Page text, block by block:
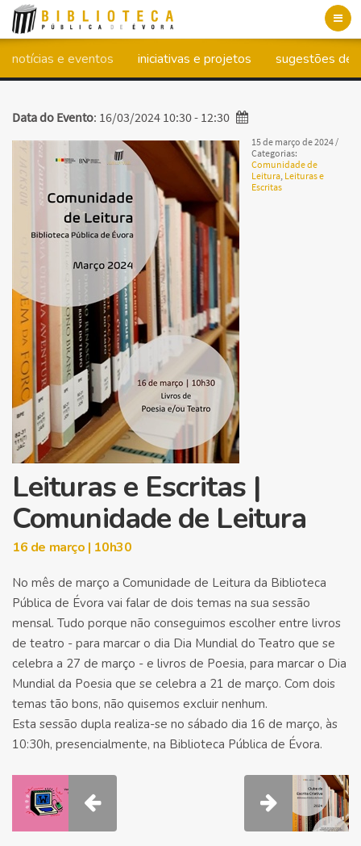
notícias e eventos iniciativas e projetos sugestões de
Data do Evento: 16/03/2024 10:30 - 12:30
15 de março de 2024/
Categorias:
Comunidade de
Leitura, Leituras e
Escritas
Leituras e Escritas |
Comunidade de Leitura
16 de março | 10h30
No mês de março a Comunidade de Leitura da Biblioteca
Pública de Évora vai falar de dois temas na sua sessão
mensal. Tudo porque não conseguimos escolher entre livros
de teatro - para marcar o dia Dia Mundial do Teatro que se
celebra a 27 de março - e livros de Poesia, para marcar o Dia
Mundial da Poesia que se celebra a 21 de março. Com dois
temas tão bons, não quisemos excluir nenhum.
Esta sessão dupla realiza-se no sábado dia 16 de março, às
10:30h, presencialmente, na Biblioteca Pública de Évora.